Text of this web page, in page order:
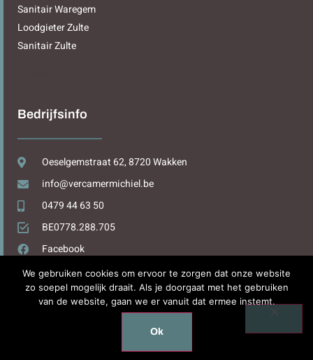
Sanitair Waregem
Loodgieter Zulte
Sanitair Zulte
Bedrijfsinfo
Oeselgemstraat 62, 8720 Wakken
info@vercamermichiel.be
0479 44 63 50
BE0778.288.705
Facebook
Design byWPDesign.be
Copyright © 2025. All rights reserved.
We gebruiken cookies om ervoor te zorgen dat onze website
zo soepel mogelijk draait. Als je doorgaat met het gebruiken
van de website, gaan we er vanuit dat ermee instemt.
Ok